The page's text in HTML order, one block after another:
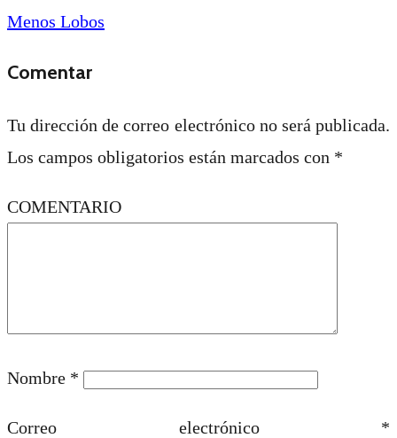
Menos Lobos
Comentar
Tu dirección de correo electrónico no será publicada.
Los campos obligatorios están marcados con *
COMENTARIO
Nombre *
Correo electrónico *